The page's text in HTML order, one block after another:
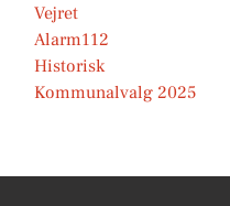
Vejret
Alarm112
Historisk
Kommunalvalg 2025